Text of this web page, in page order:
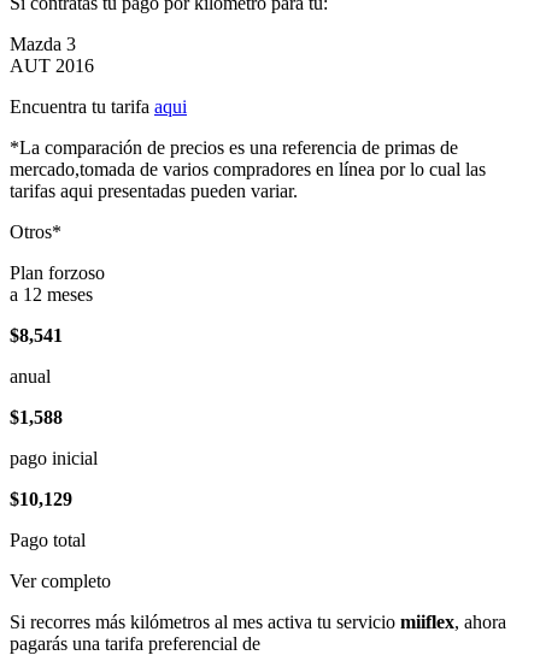
Mazda 3
AUT 2016
Encuentra tu tarifa aqui
*La comparación de precios es una referencia de primas de
mercado,tomada de varios compradores en línea por lo cual las
tarifas aqui presentadas pueden variar.
Otros*
Plan forzoso
a 12 meses
$8,541
anual
$1,588
pago inicial
$10,129
Pago total
Ver completo
Si recorres más kilómetros al mes activa tu servicio miiflex, ahora
pagarás una tarifa preferencial de